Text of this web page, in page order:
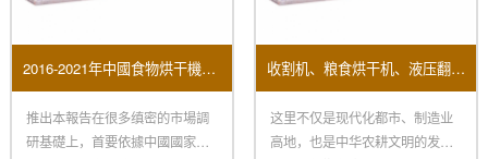
2016-2021年中國食物烘干機市場远景及投資機會研讨報告
推出本報告在很多缜密的市場調
研基礎上，首要依據中國國家統
收割机、粮食烘干机、液压翻转犁、脱粒机……涵盖农事全环节 “郑州造”一键打包
这里不仅是现代化都市、制造业
高地，也是中华农耕文明的发祥